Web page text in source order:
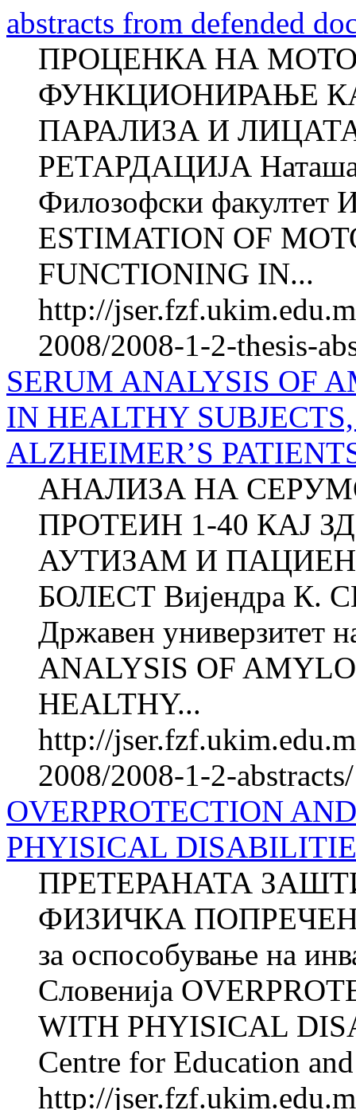
abstracts from defended
ПРОЦЕНКА НА
ФУНКЦИОНИРАЊЕ
ПАРАЛИЗА И
РЕТАРДАЦИЈА
Филозофски факултет
ESTIMATION OF
FUNCTIONING IN...
http://
2008/2008-1-2-thesis-
SERUM ANALYSIS OF
IN HEALTHY
ALZHEIMER’S
АНАЛИЗА НА
ПРОТЕИН 1-40 КАЈ
АУТИЗАМ И
БОЛЕСТ Вијендра К.
Државен универзитет
ANALYSIS OF
HEALTHY...
http://
2008/2008-1-2-
OVERPROTECTION
PHYISICAL
ПРЕТЕРАНАТА
ФИЗИЧКА
за оспособување на
Словенија
WITH PHYISICAL
Centre for Education
http://